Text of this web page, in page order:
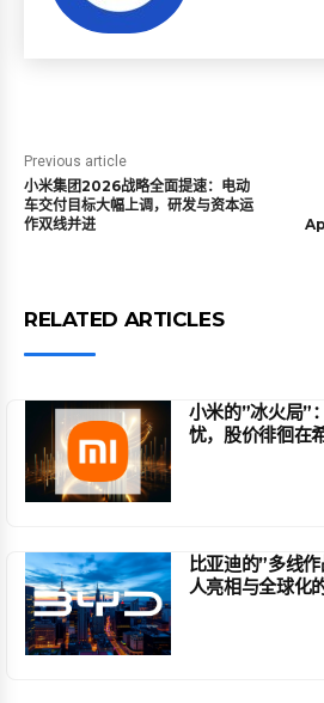
Previous article
小米集团2026战略全面提速：电动
车交付目标大幅上调，研发与资本运
作双线并进
RELATED ARTICLES
小米的”冰火局”
忧，股价徘徊在
比亚迪的”多线
人亮相与全球化